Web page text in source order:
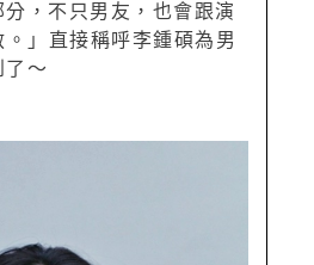
，不只男友，也會跟演
」直接稱呼李鍾碩為男
了～